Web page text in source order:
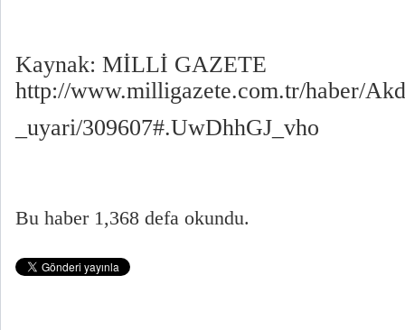
Kaynak: MİLLİ GAZETE
http://www.milligazete.com.tr/haber/
_uyari/309607#.UwDhhGJ_vho
Bu haber 1,368 defa okundu.